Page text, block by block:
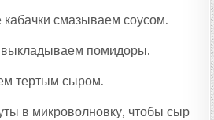
смазываем соусом.
выкладываем помидоры.
тертым сыром.
в микроволновку, чтобы сыр